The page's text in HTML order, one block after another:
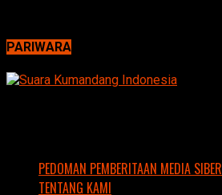
PARIWARA
PEDOMAN PEMBERITAAN MEDIA SIBER
TENTANG KAMI